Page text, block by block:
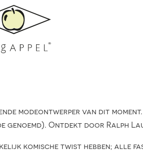
modeontwerper van dit
genoemd). Ontdekt door Ralph
komische twist hebben; alle